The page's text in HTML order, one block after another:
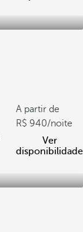
A partir de
940/noite
Ver
disponibilidade